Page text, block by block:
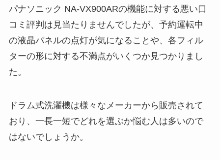
パナソニック NA-VX900ARの機能に対する悪い口
コミ評判は見当たりませんでしたが、予約運転中
の液晶パネルの点灯が気になることや、各フィル
ターの形に対する不満点がいくつか見つかりまし
た。
ドラム式洗濯機は様々なメーカーから販売されて
おり、一長一短でどれを選ぶか悩む人は多いので
はないでしょうか。